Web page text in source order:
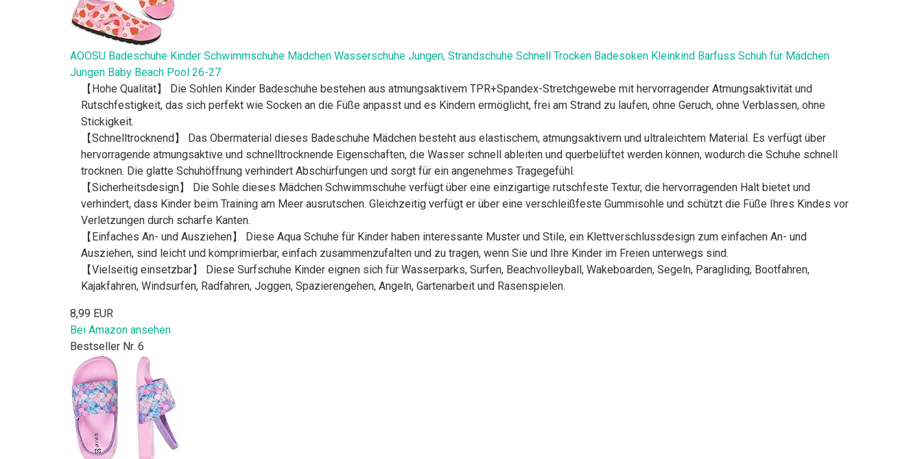
AOOSU Badeschuhe Kinder Schwimmschuhe Mädchen Wasserschuhe Jungen, Strandschuhe Schnell Trocken Badesoken Kleinkind Barfuss Schuh für Mädchen
Jungen Baby Beach Pool 26-27
【Hohe Qualität】 Die Sohlen Kinder Badeschuhe bestehen aus atmungsaktivem TPR+Spandex-Stretchgewebe mit hervorragender Atmungsaktivität und
Rutschfestigkeit, das sich perfekt wie Socken an die Füße anpasst und es Kindern ermöglicht, frei am Strand zu laufen, ohne Geruch, ohne Verblassen, ohne
Stickigkeit.
【Schnelltrocknend】 Das Obermaterial dieses Badeschuhe Mädchen besteht aus elastischem, atmungsaktivem und ultraleichtem Material. Es verfügt über
hervorragende atmungsaktive und schnelltrocknende Eigenschaften, die Wasser schnell ableiten und querbelüftet werden können, wodurch die Schuhe schnell
trocknen. Die glatte Schuhöffnung verhindert Abschürfungen und sorgt für ein angenehmes Tragegefühl.
【Sicherheitsdesign】 Die Sohle dieses Mädchen Schwimmschuhe verfügt über eine einzigartige rutschfeste Textur, die hervorragenden Halt bietet und
verhindert, dass Kinder beim Training am Meer ausrutschen. Gleichzeitig verfügt er über eine verschleißfeste Gummisohle und schützt die Füße Ihres Kindes vor
Verletzungen durch scharfe Kanten.
【Einfaches An- und Ausziehen】 Diese Aqua Schuhe für Kinder haben interessante Muster und Stile, ein Klettverschlussdesign zum einfachen An- und
Ausziehen, sind leicht und komprimierbar, einfach zusammenzufalten und zu tragen, wenn Sie und Ihre Kinder im Freien unterwegs sind.
【Vielseitig einsetzbar】 Diese Surfschuhe Kinder eignen sich für Wasserparks, Surfen, Beachvolleyball, Wakeboarden, Segeln, Paragliding, Bootfahren,
Kajakfahren, Windsurfen, Radfahren, Joggen, Spazierengehen, Angeln, Gartenarbeit und Rasenspielen.
8,99 EUR
Bei Amazon ansehen
Bestseller Nr. 6